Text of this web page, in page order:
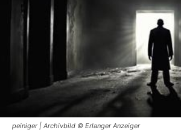
peiniger | Archivbild © Erlanger Anzeiger